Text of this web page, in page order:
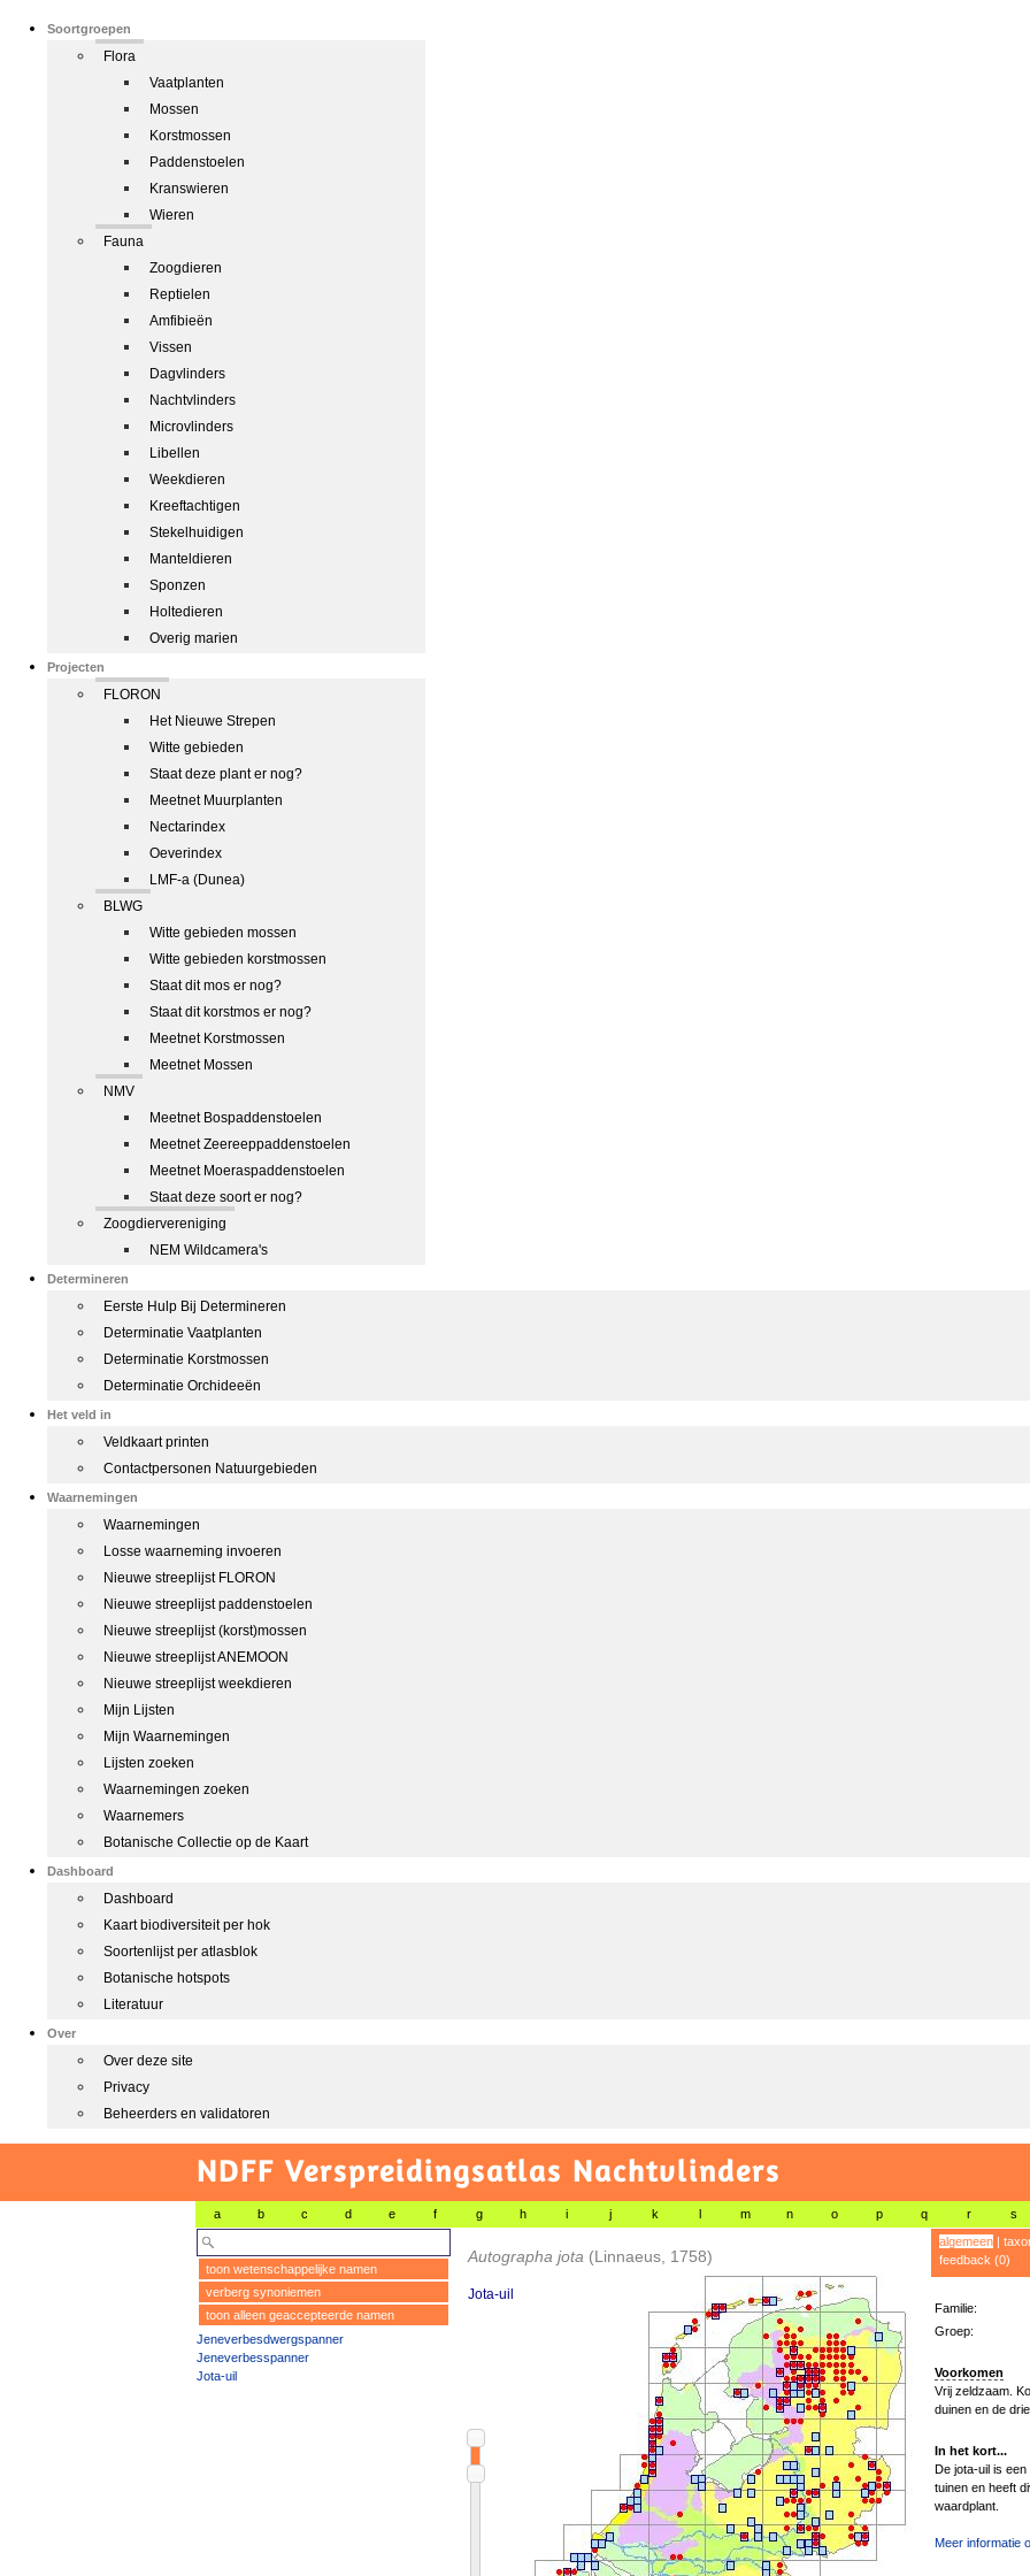
Soortgroepen
Flora
Vaatplanten
Mossen
Korstmossen
Paddenstoelen
Kranswieren
Wieren
Fauna
Zoogdieren
Reptielen
Amfibieën
Vissen
Dagvlinders
Nachtvlinders
Microvlinders
Libellen
Weekdieren
Kreeftachtigen
Stekelhuidigen
Manteldieren
Sponzen
Holtedieren
Overig marien
Projecten
FLORON
Het Nieuwe Strepen
Witte gebieden
Staat deze plant er nog?
Meetnet Muurplanten
Nectarindex
Oeverindex
LMF-a (Dunea)
BLWG
Witte gebieden mossen
Witte gebieden korstmossen
Staat dit mos er nog?
Staat dit korstmos er nog?
Meetnet Korstmossen
Meetnet Mossen
NMV
Meetnet Bospaddenstoelen
Meetnet Zeereeppaddenstoelen
Meetnet Moeraspaddenstoelen
Staat deze soort er nog?
Zoogdiervereniging
NEM Wildcamera's
Determineren
Eerste Hulp Bij Determineren
Determinatie Vaatplanten
Determinatie Korstmossen
Determinatie Orchideeën
Het veld in
Veldkaart printen
Contactpersonen Natuurgebieden
Waarnemingen
Waarnemingen
Losse waarneming invoeren
Nieuwe streeplijst FLORON
Nieuwe streeplijst paddenstoelen
Nieuwe streeplijst (korst)mossen
Nieuwe streeplijst ANEMOON
Nieuwe streeplijst weekdieren
Mijn Lijsten
Mijn Waarnemingen
Lijsten zoeken
Waarnemingen zoeken
Waarnemers
Botanische Collectie op de Kaart
Dashboard
Dashboard
Kaart biodiversiteit per hok
Soortenlijst per atlasblok
Botanische hotspots
Literatuur
Over
Over deze site
Privacy
Beheerders en validatoren
NDFF Verspreidingsatlas Nachtvlinders
a b c d e f g h i j k l m n o p q r s
toon wetenschappelijke namen
verberg synoniemen
toon alleen geaccepteerde namen
Jeneverbesdwergspanner
Jeneverbesspanner
Jota-uil
Autographa jota (Linnaeus, 1758)
Jota-uil
algemeen|
feedback (0)
Familie:
Groep:
Voorkomen
Vrij zeldzaam.
duinen en de
In het kort...
De jota-uil is
tuinen en heeft
waardplant.
Meer informatie